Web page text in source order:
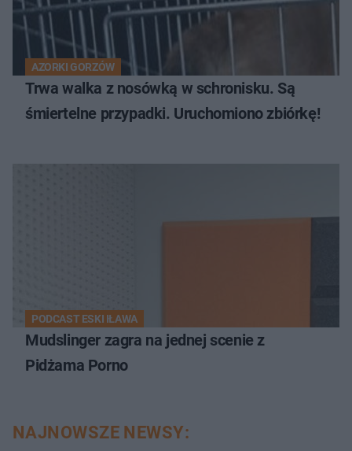
AZORKI GORZÓW
Trwa walka z nosówką w schronisku. Są
śmiertelne przypadki. Uruchomiono zbiórkę!
PODCAST ESKI IŁAWA
Mudslinger zagra na jednej scenie z
Pidżama Porno
NAJNOWSZE NEWSY: